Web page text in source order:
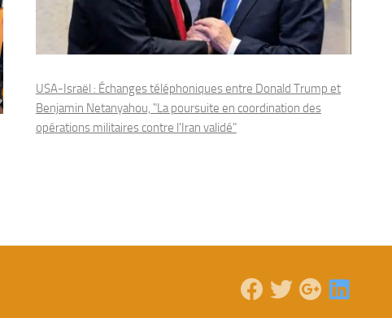
USA-Israël : Échanges téléphoniques entre Donald Trump et
Benjamin Netanyahou, "La poursuite en coordination des
opérations militaires contre l'Iran validé"